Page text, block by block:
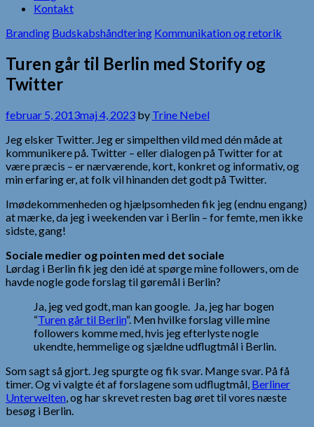
Kontakt
Branding Budskabshåndtering Kommunikation og retorik
Turen går til Berlin med Storify og
Twitter
februar 5, 2013maj 4, 2023 by Trine Nebel
Jeg elsker Twitter. Jeg er simpelthen vild med dén måde at
kommunikere på. Twitter – eller dialogen på Twitter for at
være præcis – er nærværende, kort, konkret og informativ, og
min erfaring er, at folk vil hinanden det godt på Twitter.
Imødekommenheden og hjælpsomheden fik jeg (endnu engang)
at mærke, da jeg i weekenden var i Berlin – for femte, men ikke
sidste, gang!
Sociale medier og pointen med det sociale
Lørdag i Berlin fik jeg den idé at spørge mine followers, om de
havde nogle gode forslag til gøremål i Berlin?
Ja, jeg ved godt, man kan google. Ja, jeg har bogen
“Turen går til Berlin“. Men hvilke forslag ville mine
followers komme med, hvis jeg efterlyste nogle
ukendte, hemmelige og sjældne udflugtmål i Berlin.
Som sagt så gjort. Jeg spurgte og fik svar. Mange svar. På få
timer. Og vi valgte ét af forslagene som udflugtmål, Berliner
Unterwelten, og har skrevet resten bag øret til vores næste
besøg i Berlin.